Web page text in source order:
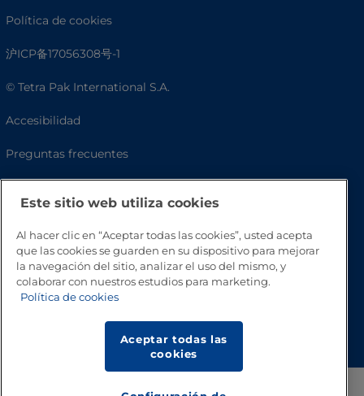
Política de cookies
沪ICP备17056308号-1
© Tetra Pak International S.A.
Accesibilidad
Preguntas frecuentes
Este sitio web utiliza cookies
Al hacer clic en “Aceptar todas las cookies”, usted acepta
que las cookies se guarden en su dispositivo para mejorar
la navegación del sitio, analizar el uso del mismo, y
colaborar con nuestros estudios para marketing.
Política de cookies
Aceptar todas las
cookies